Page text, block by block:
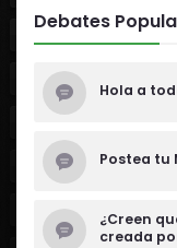
Debates
Hola a
Postea tu
¿Creen
creada